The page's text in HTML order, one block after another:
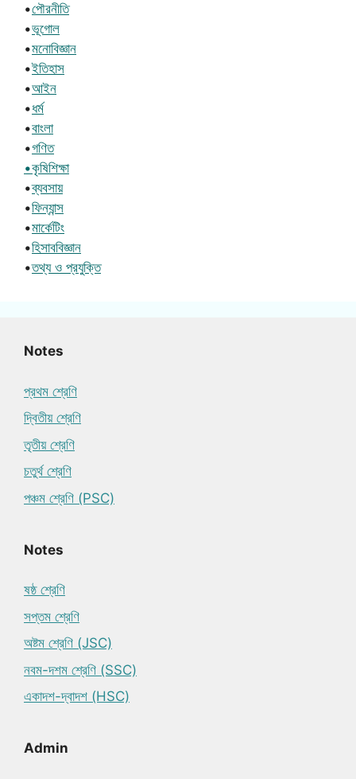
•পৌরনীতি
•ভূগোল
•মনোবিজ্ঞান
•ইতিহাস
•আইন
•ধর্ম
•বাংলা
•গণিত
•কৃষিশিক্ষা
•ব্যবসায়
•ফিন্যান্স
•মার্কেটিং
•হিসাববিজ্ঞান
•তথ্য ও প্রযুক্তি
Notes
প্রথম শ্রেণি
দ্বিতীয় শ্রেণি
তৃতীয় শ্রেণি
চতুর্থ শ্রেণি
পঞ্চম শ্রেণি (PSC)
Notes
ষষ্ঠ শ্রেণি
সপ্তম শ্রেণি
অষ্টম শ্রেণি (JSC)
নবম-দশম শ্রেণি (SSC)
একাদশ-দ্বাদশ (HSC)
Admin